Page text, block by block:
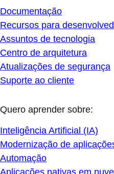
Documentação
Recursos para
Assuntos de tecnologia
Centro de arquitetura
Atualizações de segurança
Suporte ao cliente
Quero aprender sobre:
Inteligência Artificial (IA)
Modernização de
Automação
Aplicações nativas em